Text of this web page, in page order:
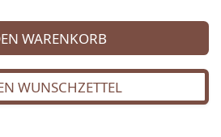
WARENKORB
WUNSCHZETTEL